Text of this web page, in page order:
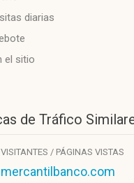
diarias
el sitio
de Tráfico
VISITANTES / PÁGINAS VISTAS
mercantilbanco.com